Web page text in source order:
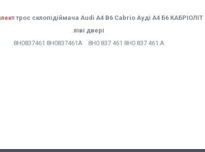
трос склопідіймача Audi A4 B6 Cabrio Ауді А4 Б6 КАБРІОЛІТ
ліві двері
8H0837461 8H0837461A 8H0 837 461 8H0 837 461 A